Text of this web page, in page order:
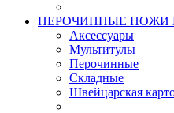
ПЕРОЧИННЫЕ НОЖИ
Аксессуары
Мультитулы
Перочинные
Складные
Швейцарская